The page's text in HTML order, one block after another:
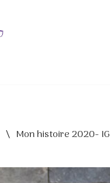
\ Mon histoire 2020-